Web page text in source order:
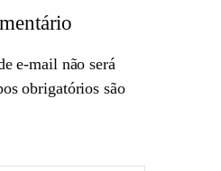
e-mail não será
obrigatórios são